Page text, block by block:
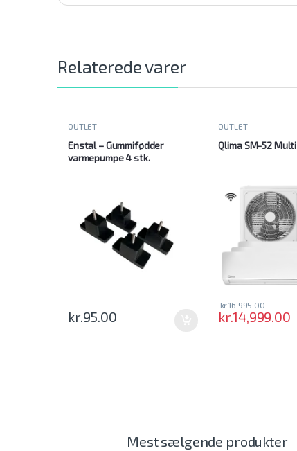
Relaterede varer
OUTLET
Enstal – Gummifødder
varmepumpe 4 stk.
kr.95.00
OUTLET
Qlima SM-52 Multi
kr.14,999.00
kr.16,995.00
Mest sælgende produkter